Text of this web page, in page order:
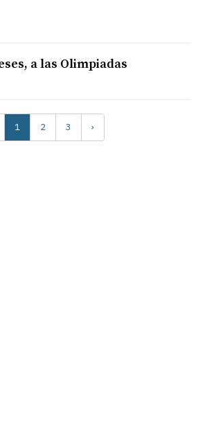
a las Olimpiadas
1 2 3 ›